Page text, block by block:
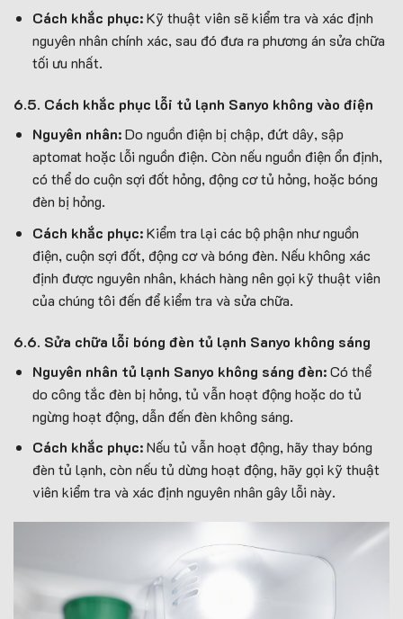
Cách khắc phục:Kỹ thuật viên sẽ kiểm tra và xác định
nguyên nhân chính xác, sau đó đưa ra phương án sửa chữa
tối ưu nhất.
6.5. Cách khắc phục lỗi tủ lạnh Sanyo không vào điện
Nguyên nhân:Do nguồn điện bị chập, đứt dây, sập
aptomat hoặc lỗi nguồn điện. Còn nếu nguồn điện ổn định,
có thể do cuộn sợi đốt hỏng, động cơ tủ hỏng, hoặc bóng
đèn bị hỏng.
Cách khắc phục:Kiểm tra lại các bộ phận như nguồn
điện, cuộn sợi đốt, động cơ và bóng đèn. Nếu không xác
định được nguyên nhân, khách hàng nên gọi kỹ thuật viên
của chúng tôi đến để kiểm tra và sửa chữa.
6.6. Sửa chữa lỗi bóng đèn tủ lạnh Sanyo không sáng
Nguyên nhân tủ lạnh Sanyo không sáng đèn:Có thể
do công tắc đèn bị hỏng, tủ vẫn hoạt động hoặc do tủ
ngừng hoạt động, dẫn đến đèn không sáng.
Cách khắc phục:Nếu tủ vẫn hoạt động, hãy thay bóng
đèn tủ lạnh, còn nếu tủ dừng hoạt động, hãy gọi kỹ thuật
viên kiểm tra và xác định nguyên nhân gây lỗi này.